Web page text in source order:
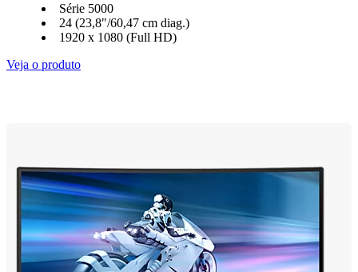
Série 5000
24 (23,8"/60,47 cm diag.)
1920 x 1080 (Full HD)
Veja o produto